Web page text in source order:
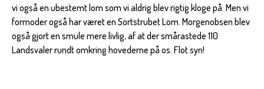
vi også en ubestemt lom som vi aldrig blev rigtig kloge på. Men vi
formoder også har været en Sortstrubet Lom. Morgenobsen blev
også gjort en smule mere livlig, af at der smårastede 110
Landsvaler rundt omkring hovederne på os. Flot syn!